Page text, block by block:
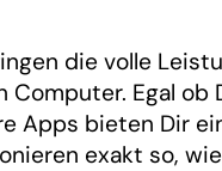
die volle
Egal ob
Apps bieten Dir
exakt so,